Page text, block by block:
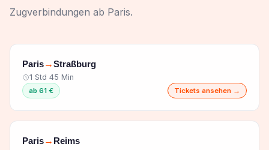
Zugverbindungen ab Paris.
Paris→Straßburg
1 Std 45 Min
ab 61 € Tickets ansehen →
Paris→ Reims